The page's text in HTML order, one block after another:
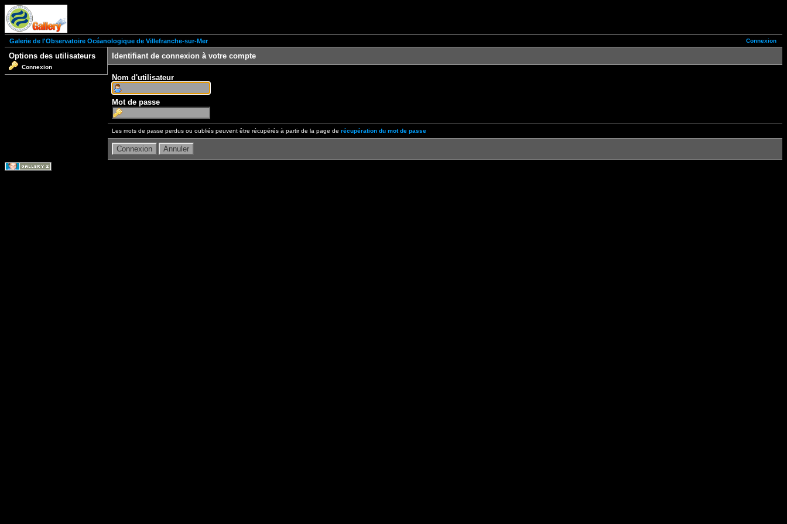
Connexion
Galerie de l'Observatoire Océanologique de Villefranche-sur-Mer
Options des utilisateurs
Connexion
Identifiant de connexion à votre compte
Nom d'utilisateur
Mot de passe
Les mots de passe perdus ou oubliés peuvent être récupérés à partir de la page de récupération du mot de passe